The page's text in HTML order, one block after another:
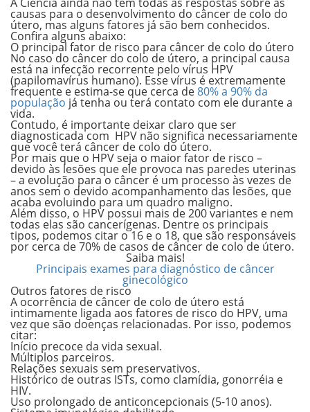
causas para o desenvolvimento do câncer de colo do
útero, mas alguns fatores já são bem conhecidos.
Confira alguns abaixo:
O principal fator de risco para câncer de colo do útero
No caso do câncer do colo de útero, a principal causa
está na infecção recorrente pelo vírus HPV
(papilomavírus humano). Esse vírus é extremamente
frequente e estima-se que cerca de80% a 90% da
população já tenha ou terá contato com ele durante a
vida.
Contudo, é importante deixar claro que ser
diagnosticada com HPV não significa necessariamente
que você terá câncer de colo do útero.
Por mais que o HPV seja o maior fator de risco –
devido às lesões que ele provoca nas paredes uterinas
– a evolução para o câncer é um processo às vezes de
anos sem o devido acompanhamento das lesões, que
acaba evoluindo para um quadro maligno.
Além disso, o HPV possui mais de200 variantes e nem
todas elas são cancerígenas. Dentre os principais
tipos, podemos citar o 16 e o 18, que são responsáveis
por cerca de 70% de casos de câncer de colo de útero.
Saiba mais!
Principais exames para diagnóstico de câncer
ginecológico
Outros fatores de risco
A ocorrência de câncer de colo de útero está
intimamente ligada aos fatores de risco do HPV, uma
vez que são doenças relacionadas. Por isso, podemos
citar:
Início precoce da vida sexual.
Múltiplos parceiros.
Relações sexuais sem preservativos.
Histórico de outras ISTs, como clamídia, gonorréia e
HIV.
Uso prolongado de anticoncepcionais (5-10 anos).